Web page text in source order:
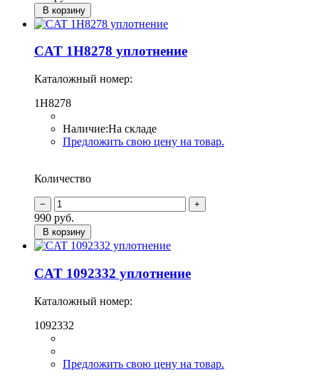
В корзину
CAT 1H8278 уплотнение
Каталожный номер:
1H8278
Наличие:На складе
Предложить свою цену на товар.
Количество
990 руб.
В корзину
CAT 1092332 уплотнение
Каталожный номер:
1092332
Предложить свою цену на товар.